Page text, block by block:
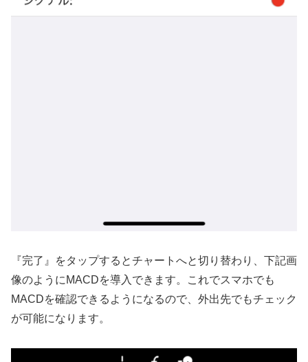
『完了 』
をタップするとチャートへと切り替わり、下記画
像のように MACDを導入できます。これでスマホでも
MACDを確認できるようになるので、外出先でもチェック
が可能になります。